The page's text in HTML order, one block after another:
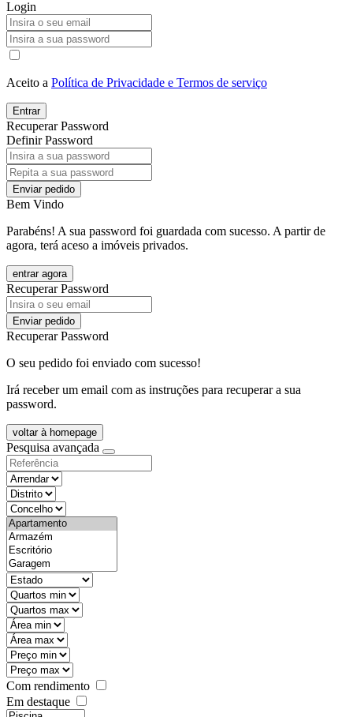
Login
Aceito a Política de Privacidade e Termos de serviço
Entrar
Recuperar Password
Definir Password
Enviar pedido
Bem Vindo
Parabéns! A sua password foi guardada com sucesso. A partir de
agora, terá aceso a imóveis privados.
entrar agora
Recuperar Password
Enviar pedido
Recuperar Password
O seu pedido foi enviado com sucesso!
Irá receber um email com as instruções para recuperar a sua
password.
voltar à homepage
Pesquisa avançada
objective
districtId
countyId
types
state
mintypo
maxtypo
minarea
maxarea
minprice
maxprice
Com rendimento
Em destaque